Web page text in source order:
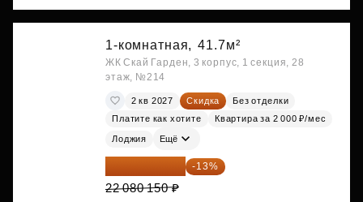
1-комнатная, 41.7м²
ЖК Скай Гарден, 3 корпус, 1 секция, 28
этаж, №214
2 кв 2027 Скидка
Без отделки
Платите как хотите
Квартира за 2 000 ₽/мес
Лоджия Ещё
19 209 731 ₽ -13%
22 080 150 ₽